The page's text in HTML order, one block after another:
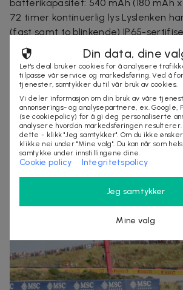
batterikapasitet: 540 mAh (180 mAh
72 timer kontinuerlig lys Lyslenken
(fast samt to blinkende) IP65-
batteriboksen) Selges i 2-pakning
Selges av
Nordic Online Sales AB
Organisasjonsnummer: 559098-7318
KJØP
Andre som så på denne
Din data, dine
Let's deal bruker cookies for å analysere
tilpasse vår service og markedsføring. Ved å
tjenester, samtykker du til vår bruk av cookies.
Vi deler informasjon om din bruk av våre
annonserings- og analysepartnere, ex. Google,
(se cookiepolicy) for å gi deg personaliserte
analysere hvordan markedsføringen
dette - klikk "Jeg samtykker". Om du ikke
klikke nei under "Mine valg". Du kan når som
samtykke under innstillingene dine.
Cookie policy Integritetspolicy
Jeg samtykker
Mine valg